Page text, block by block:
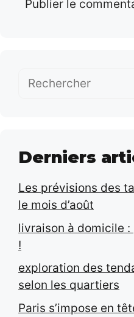
Rechercher
Derniers
Les prévisions des
le mois d’août
livraison à domicile :
!
exploration des
selon les quartiers
Paris s’impose en